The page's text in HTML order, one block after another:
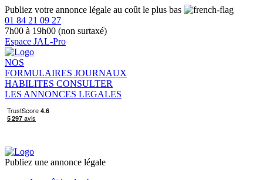
Publiez votre annonce légale au coût le plus bas
01 84 21 09 27
7h00 à 19h00 (non surtaxé)
Espace JAL-Pro
NOS
FORMULAIRES JOURNAUX
HABILITES CONSULTER
LES ANNONCES LEGALES
Publiez une annonce légale